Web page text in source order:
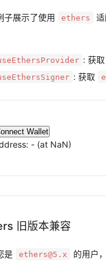
子展示了使用 ethers
: 获
: 获取
Wallet
- (at NaN)
旧版本兼容
是 ethers@5.x
的用户